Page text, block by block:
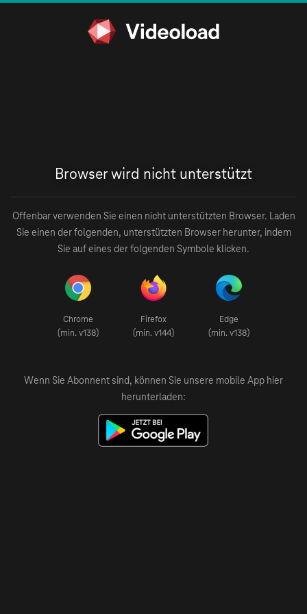
Browser wird nicht unterstützt
Offenbar verwenden Sie einen nicht unterstützten Browser. Laden
Sie einen der folgenden, unterstützten Browser herunter, indem
Sie auf eines der folgenden Symbole klicken.
Chrome
(min. v138)
Firefox
(min. v144)
Edge
(min. v138)
Wenn Sie Abonnent sind, können Sie unsere mobile App hier
herunterladen: